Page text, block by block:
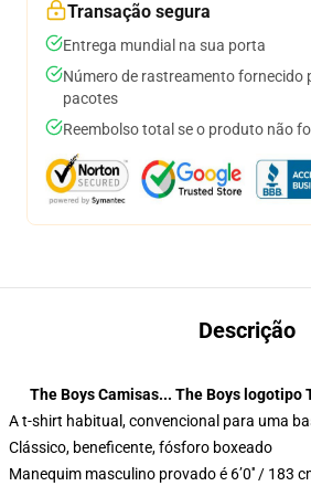
Transação segura
Entrega mundial na sua porta
Número de rastreamento fornecido
pacotes
Reembolso total se o produto não
Descrição
The Boys Camisas... The Boys logotipo
A t-shirt habitual, convencional para uma
Clássico, beneficente, fósforo boxeado
Manequim masculino provado é 6’0′′ / 183